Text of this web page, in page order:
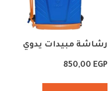
رشاشة مبيدات يدوي
850,00 EGP